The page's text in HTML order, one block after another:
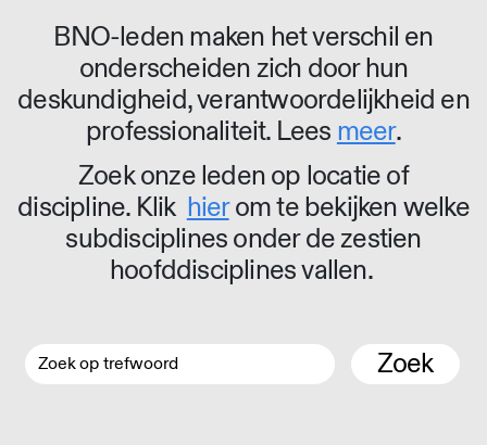
BNO-leden maken het verschil en
onderscheiden zich door hun
deskundigheid, verantwoordelijkheid en
professionaliteit. Lees meer.
Zoek onze leden op locatie of
discipline. Klik hierom te bekijken welke
subdisciplines onder de zestien
hoofddisciplines vallen.
Zoek